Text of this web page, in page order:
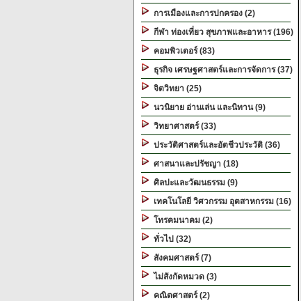
การเมืองและการปกครอง (2)
กีฬา ท่องเที่ยว สุขภาพและอาหาร (196)
คอมพิวเตอร์ (83)
ธุรกิจ เศรษฐศาสตร์และการจัดการ (37)
จิตวิทยา (25)
นวนิยาย อ่านเล่น และนิทาน (9)
วิทยาศาสตร์ (33)
ประวัติศาสตร์และอัตชีวประวัติ (36)
ศาสนาและปรัชญา (18)
ศิลปะและวัฒนธรรม (9)
เทคโนโลยี วิศวกรรม อุตสาหกรรม (16)
โทรคมนาคม (2)
ทั่วไป (32)
สังคมศาสตร์ (7)
ไม่สังกัดหมวด (3)
คณิตศาสตร์ (2)